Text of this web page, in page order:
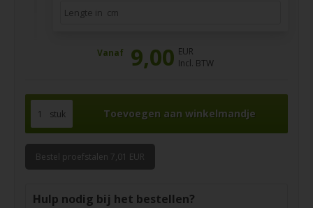
Vanaf 9,00 EUR
Incl. BTW
stuk
Bestel proefstalen 7,01 EUR
Hulp nodig bij het bestellen?